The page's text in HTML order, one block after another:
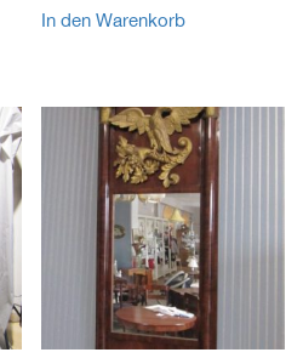
In den Warenkorb